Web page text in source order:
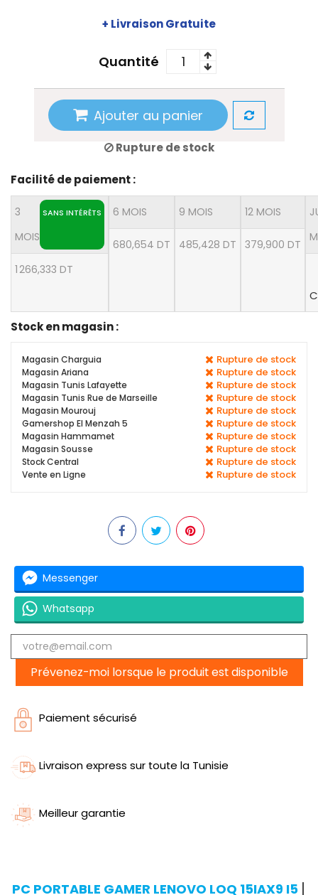
+ Livraison Gratuite
Quantité
Ajouter au panier
Rupture de stock
Facilité de paiement :
3
MOIS
SANS INTÉRÊTS
1 266,333 DT
6 MOIS
680,654 DT
9 MOIS
485,428 DT
12 MOIS
379,900 DT
Stock en magasin :
Magasin Charguia Rupture de stock
Magasin Ariana Rupture de stock
Magasin Tunis Lafayette Rupture de stock
Magasin Tunis Rue de Marseille Rupture de stock
Magasin Mourouj Rupture de stock
Gamershop El Menzah 5 Rupture de stock
Magasin Hammamet Rupture de stock
Magasin Sousse Rupture de stock
Stock Central Rupture de stock
Vente en Ligne Rupture de stock
Messenger
Whatsapp
Prévenez-moi lorsque le produit est disponible
Paiement sécurisé
Livraison express sur toute la Tunisie
Meilleur garantie
PC PORTABLE GAMER LENOVO LOQ 15IAX9 I5